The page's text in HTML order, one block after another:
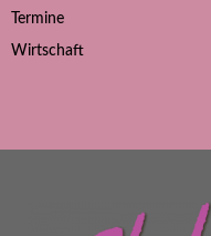
Termine
Wirtschaft